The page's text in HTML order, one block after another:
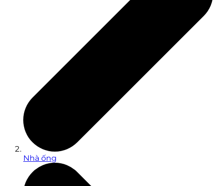
Nhà ống